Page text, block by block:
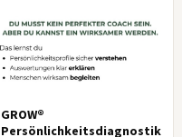
GROW®
Persönlichkeitsdiagnostik